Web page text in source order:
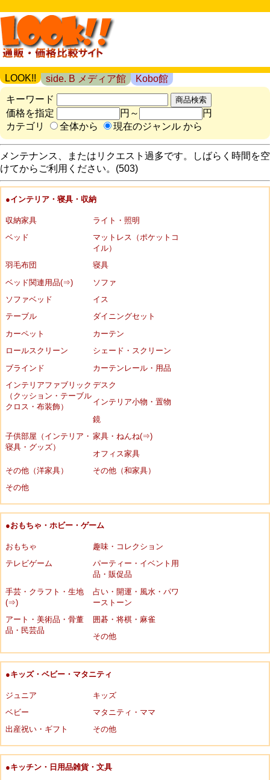
LOOK!! side. B メディア館
Kobo館
キーワード
価格を指定
円～
円
カテゴリ
全体から 現在のジャンル から
メンテナンス、またはリクエスト過多です。しばらく時間を空
けてからご利用ください。(503)
●インテリア・寝具・収納
収納家具
ライト・照明
ベッド
マットレス（ポケットコ
イル）
羽毛布団
寝具
ベッド関連用品(⇒)
ソファ
ソファベッド
イス
テーブル
ダイニングセット
カーペット
カーテン
ロールスクリーン
シェード・スクリーン
ブラインド
カーテンレール・用品
インテリアファブリック
（クッション・テーブル
クロス・布装飾）
デスク
インテリア小物・置物
鏡
子供部屋（インテリア・
寝具・グッズ）
家具・ねんね(⇒)
オフィス家具
その他（洋家具）
その他（和家具）
その他
●おもちゃ・ホビー・ゲーム
おもちゃ
趣味・コレクション
テレビゲーム
パーティー・イベント用
品・販促品
手芸・クラフト・生地
(⇒)
占い・開運・風水・パワ
ーストーン
アート・美術品・骨董
品・民芸品
囲碁・将棋・麻雀
その他
●キッズ・ベビー・マタニティ
ジュニア
キッズ
ベビー
マタニティ・ママ
出産祝い・ギフト
その他
●キッチン・日用品雑貨・文具